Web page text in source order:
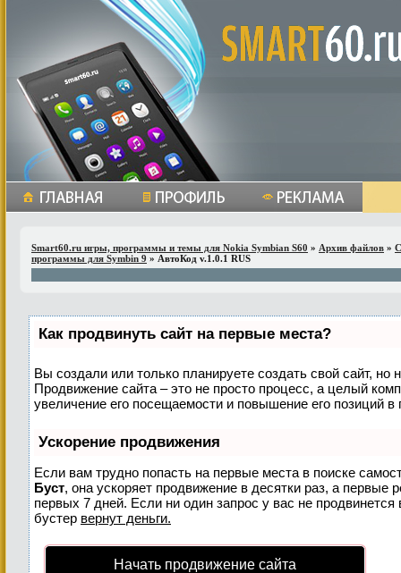
Smart60.ru игры, программы и темы для Nokia Symbian S60 » Архив файлов »
программы для Symbin 9 » АвтоКод v.1.0.1 RUS
Как продвинуть сайт на первые места?
Вы создали или только планируете создать свой сайт, но
Продвижение сайта – это не просто процесс, а целый
увеличение его посещаемости и повышение его позиций в
Ускорение продвижения
Если вам трудно попасть на первые места в поиске
Буст, она ускоряет продвижение в десятки раз, а первые
первых 7 дней. Если ни один запрос у вас не
бустер вернут деньги.
Начать продвижение сайта